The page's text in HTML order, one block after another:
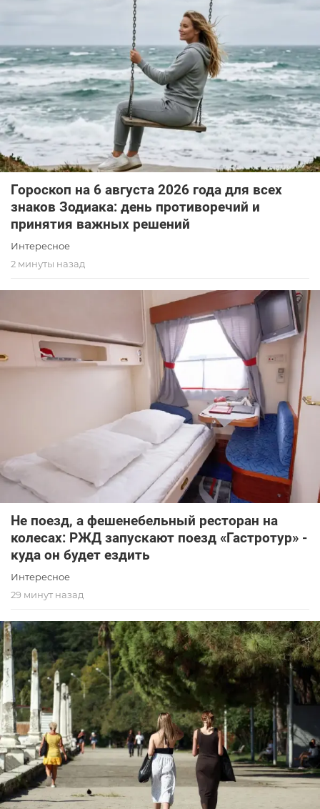
Гороскоп на 6 августа 2026 года для всех
знаков Зодиака: день противоречий и
принятия важных решений
Интересное
2 минуты назад
Не поезд, а фешенебельный ресторан на
колесах: РЖД запускают поезд «Гастротур» -
куда он будет ездить
Интересное
29 минут назад